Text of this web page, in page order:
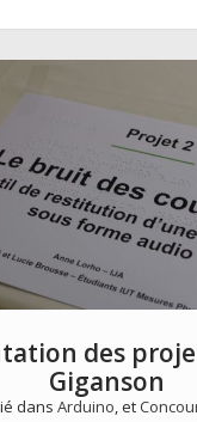
des
Giganson
dans Arduino, et